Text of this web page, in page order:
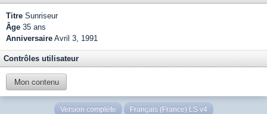
Titre Sunriseur
Âge 35 ans
Anniversaire Avril 3, 1991
Contrôles utilisateur
Mon contenu
Version complète Français (France) LS v4